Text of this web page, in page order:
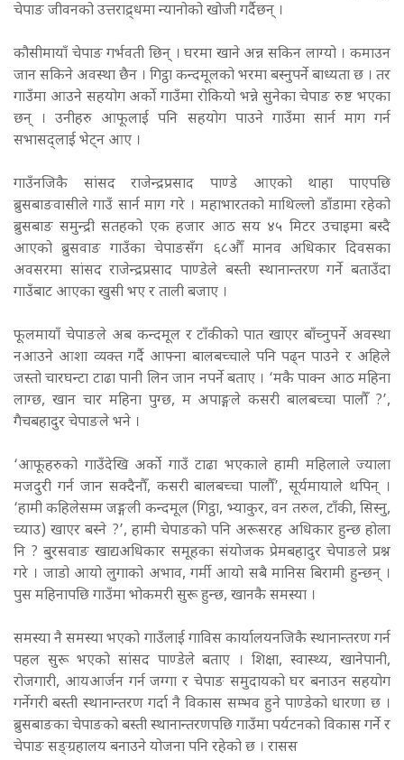
चेपाङ जीवनको उत्तराद्र्धमा न्यानोको खोजी गर्दैछन् ।
कौसीमायाँ चेपाङ गर्भवती छिन् । घरमा खाने अन्न सकिन लाग्यो । कमाउन
जान सकिने अवस्था छैन । गिट्ठा कन्दमूलको भरमा बस्नुपर्ने बाध्यता छ । तर
गाउँमा आउने सहयोग अर्को गाउँमा रोकियो भन्ने सुनेका चेपाङ रुष्ट भएका
छन् । उनीहरु आफूलाई पनि सहयोग पाउने गाउँमा सार्न माग गर्न
सभासद्लाई भेट्न आए ।
गाउँनजिकै सांसद राजेन्द्रप्रसाद पाण्डे आएको थाहा पाएपछि
ब्रुसबाङवासीले गाउँ सार्न माग गरे । महाभारतको माथिल्लो डाँडामा रहेको
ब्रुसबाङ समुन्द्री सतहको एक हजार आठ सय ४५ मिटर उचाइमा बस्दै
आएको ब्रुसवाङ गाउँका चेपाङसँग ६८औँ मानव अधिकार दिवसका
अवसरमा सांसद राजेन्द्रप्रसाद पाण्डेले बस्ती स्थानान्तरण गर्ने बताउँदा
गाउँबाट आएका खुसी भए र ताली बजाए ।
फूलमायाँ चेपाङले अब कन्दमूल र टाँकीको पात खाएर बाँच्नुपर्ने अवस्था
नआउने आशा व्यक्त गर्दै आफ्ना बालबच्चाले पनि पढ्न पाउने र अहिले
जस्तो चारघन्टा टाढा पानी लिन जान नपर्ने बताए । ‘मकै पाक्न आठ महिना
लाग्छ, खान चार महिना पुग्छ, म अपाङ्गले कसरी बालबच्चा पालौँ ?’,
गैचबहादुर चेपाङले भने ।
‘आफूहरुको गाउँदेखि अर्को गाउँ टाढा भएकाले हामी महिलाले ज्याला
मजदुरी गर्न जान सक्दैनौँ, कसरी बालबच्चा पालौँ’, सूर्यमायाले थपिन् ।
‘हामी कहिलेसम्म जङ्गली कन्दमूल (गिट्ठा, भ्याकुर, वन तरुल, टाँकी, सिस्नु,
च्याउ) खाएर बस्ने ?’, हामी चेपाङको पनि अरूसरह अधिकार हुन्छ होला
नि ? बु्रसवाङ खाद्यअधिकार समूहका संयोजक प्रेमबहादुर चेपाङले प्रश्न
गरे । जाडो आयो लुगाको अभाव, गर्मी आयो सबै मानिस बिरामी हुन्छन् ।
पुस महिनापछि गाउँमा भोकमरी सुरू हुन्छ, खानकै समस्या ।
समस्या नै समस्या भएको गाउँलाई गाविस कार्यालयनजिकै स्थानान्तरण गर्न
पहल सुरू भएको सांसद पाण्डेले बताए । शिक्षा, स्वास्थ्य, खानेपानी,
रोजगारी, आयआर्जन गर्न जग्गा र चेपाङ समुदायको घर बनाउन सहयोग
गर्नेगरी बस्ती स्थानान्तरण गर्दा नै विकास सम्भव हुने पाण्डेको धारणा छ ।
ब्रुसबाङका चेपाङको बस्ती स्थानान्तरणपछि गाउँमा पर्यटनको विकास गर्ने र
चेपाङ सङ्ग्रहालय बनाउने योजना पनि रहेको छ । रासस